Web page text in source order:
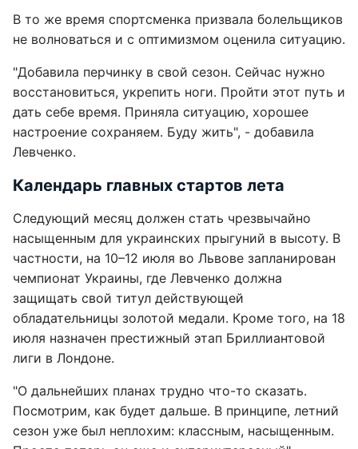
В то же время спортсменка призвала болельщиков
не волноваться и с оптимизмом оценила ситуацию.
"Добавила перчинку в свой сезон. Сейчас нужно
восстановиться, укрепить ноги. Пройти этот путь и
дать себе время. Приняла ситуацию, хорошее
настроение сохраняем. Буду жить", - добавила
Левченко.
Календарь главных стартов лета
Следующий месяц должен стать чрезвычайно
насыщенным для украинских прыгуний в высоту. В
частности, на 10–12 июля во Львове запланирован
чемпионат Украины, где Левченко должна
защищать свой титул действующей
обладательницы золотой медали. Кроме того, на 18
июля назначен престижный этап Бриллиантовой
лиги в Лондоне.
"О дальнейших планах трудно что-то сказать.
Посмотрим, как будет дальше. В принципе, летний
сезон уже был неплохим: классным, насыщенным.